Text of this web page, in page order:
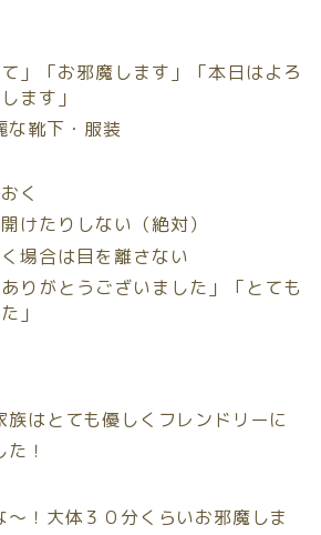
」「お邪魔します」「本日はよろ
ます」
な靴下・服装
く
けたりしない（絶対）
場合は目を離さない
りがとうございました」「とても
」
族はとても優しくフレンドリーに
！
〜！大体３０分くらいお邪魔しま